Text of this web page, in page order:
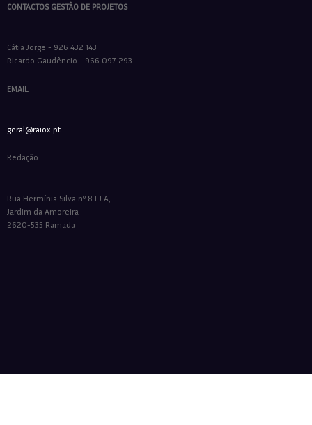
CONTACTOS GESTÃO DE PROJETOS
Cátia Jorge - 926 432 143
Ricardo Gaudêncio - 966 097 293
EMAIL
geral@raiox.pt
Redação
Rua Hermínia Silva nº 8 LJ A,
Jardim da Amoreira
2620-535 Ramada